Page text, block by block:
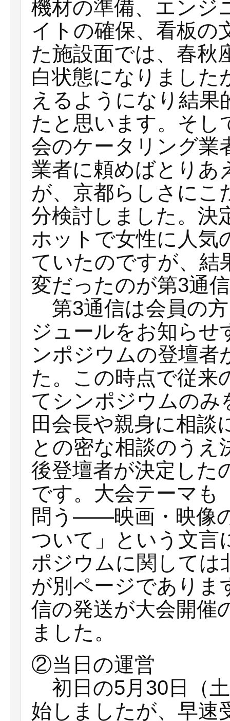
機材の準備、エンジ
イトの確保、看板の
た施設面では、春秋
白状態になりました
えるようになり結果
たと思います。そし
会のケータリング業
業者に頼めばとりあ
が、京都らしさにこ
分検討しました。決
ホットで女性に人気
ていたのですが、結
変だったのが第3通
第3通信は会員の
ジュールをお知らせ
ンポジウムの登壇者
た。この時点で従来
てシンポジウムのみ
田会長や親身に相談
との密な相談のう
後登壇者が決定した
です。大会テーマも
問う――映画・映像
ついて」という文言
ポジウムに関しては
が別ページでありま
信の発送が大会開催
ました。
②当日の運営
初日の5月30日（
始しましたが、早速